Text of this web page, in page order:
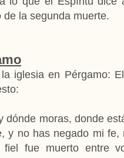
la segunda muerte.
iglesia en Pérgamo:
dónde moras, donde
y no has negado mi
fue muerto entre